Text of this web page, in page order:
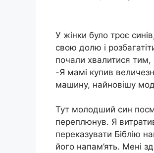
У жінки було троє
свою долю і
почали хвалитися тим,
-Я мамі купив
машину, найновішу
Тут молодший син
переплюнув. Я
переказувати Біблію
його напам’ять. Мені